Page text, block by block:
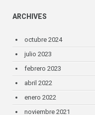
ARCHIVES
octubre 2024
julio 2023
febrero 2023
abril 2022
enero 2022
noviembre 2021